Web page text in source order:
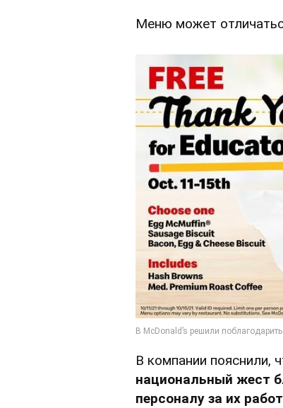
Меню может
В компании пояснили,
национальный жест
персоналу за их